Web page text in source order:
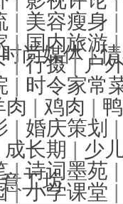
| 美容瘦身
时尚媒体|
|国内旅游
|行摄| 户
| 时令家常
肉 | 鸡肉 |
| 婚庆策划
成长期 | 少
工坊
|诗词墨苑
|小学课堂